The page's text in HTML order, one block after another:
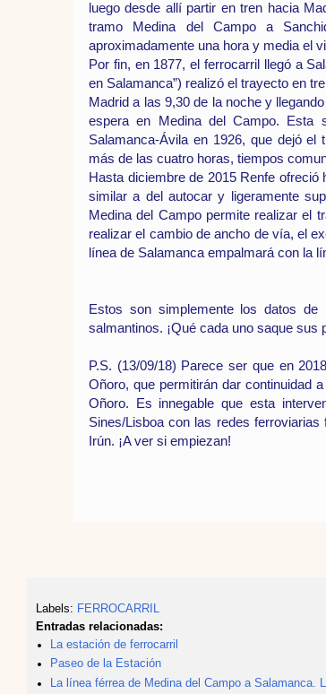
luego desde allí partir en tren hacia
tramo Medina del Campo a
aproximadamente una hora y media el
Por fin, en 1877, el ferrocarril llegó a
en Salamanca”) realizó el trayecto en
Madrid a las 9,30 de la noche y
espera en Medina del Campo. Esta
Salamanca-Ávila en 1926, que dejó
más de las cuatro horas, tiempos
Hasta diciembre de 2015 Renfe
similar a del autocar y ligeramente
Medina del Campo permite realizar el
realizar el cambio de ancho de vía, el
línea de Salamanca empalmará con la
Estos son simplemente los datos
salmantinos. ¡Qué cada uno saque sus
P.S. (13/09/18) Parece ser que en
Oñoro, que permitirán dar continuidad
Oñoro. Es innegable que esta
Sines/Lisboa con las redes
Irún. ¡A ver si empiezan!
Labels: FERROCARRIL
Entradas relacionadas:
La estación de ferrocarril
Paseo de la Estación
La línea férrea de Medina del Campo a